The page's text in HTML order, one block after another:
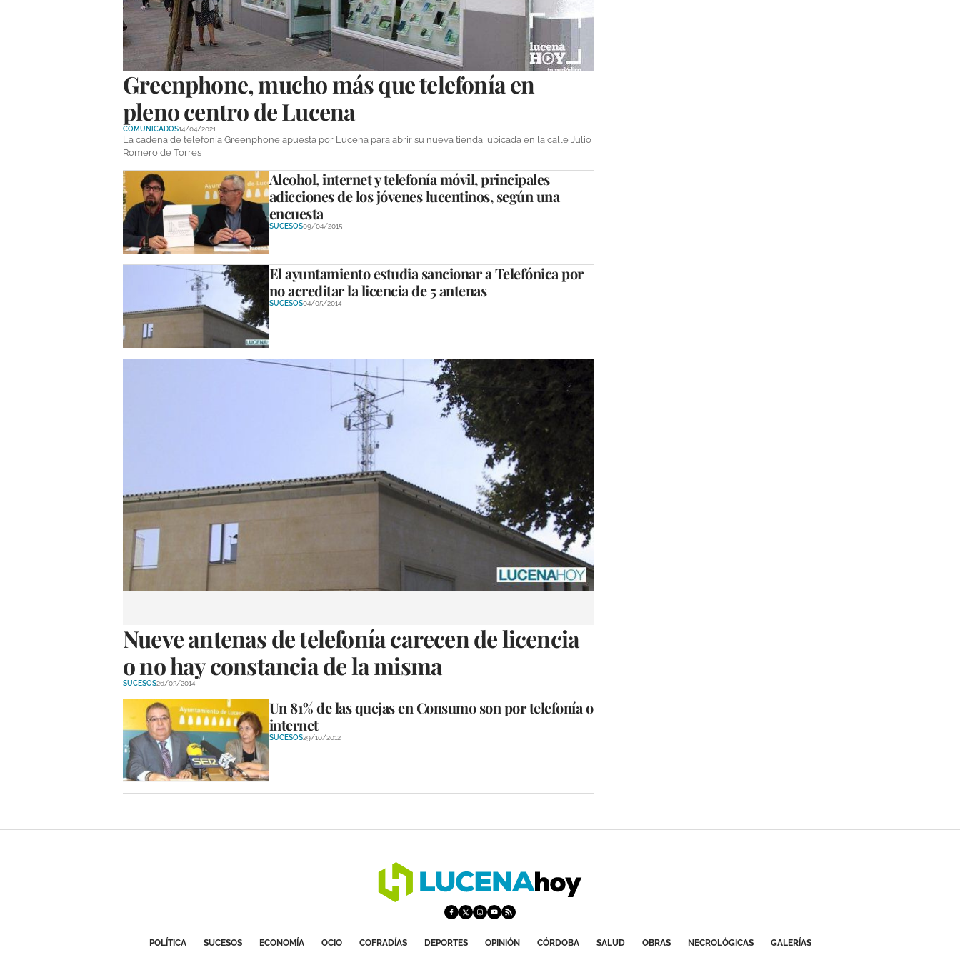
Greenphone, mucho más que telefonía en
pleno centro de Lucena
COMUNICADOS14/04/2021
La cadena de telefonía Greenphone apuesta por Lucena para abrir su nueva tienda, ubicada en la calle Julio
Romero de Torres
Alcohol, internet y telefonía móvil, principales
adicciones de los jóvenes lucentinos, según una
encuesta
SUCESOS09/04/2015
El ayuntamiento estudia sancionar a Telefónica por
no acreditar la licencia de 5 antenas
SUCESOS04/05/2014
Nueve antenas de telefonía carecen de licencia
o no hay constancia de la misma
SUCESOS26/03/2014
Un 81% de las quejas en Consumo son por telefonía o
internet
SUCESOS29/10/2012
POLÍTICA SUCESOS ECONOMÍA OCIO COFRADÍAS DEPORTES OPINIÓN CÓRDOBA SALUD OBRAS NECROLÓGICAS GALERÍAS